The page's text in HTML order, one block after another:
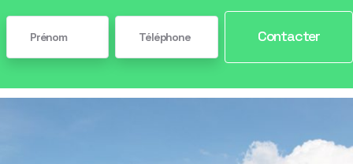
Contacter